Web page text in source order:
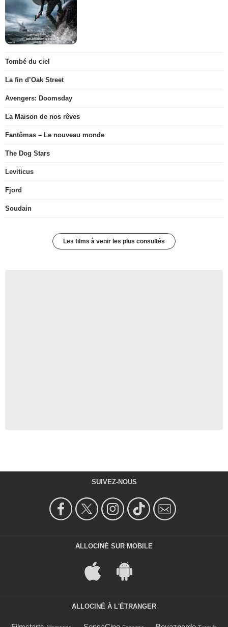
Tombé du ciel
La fin d’Oak Street
Avengers: Doomsday
La Maison de nos rêves
Fantômas – Le nouveau monde
The Dog Stars
Leviticus
Fjord
Soudain
Les films à venir les plus consultés
SUIVEZ-NOUS
ALLOCINÉ SUR MOBILE
ALLOCINÉ À L'ÉTRANGER